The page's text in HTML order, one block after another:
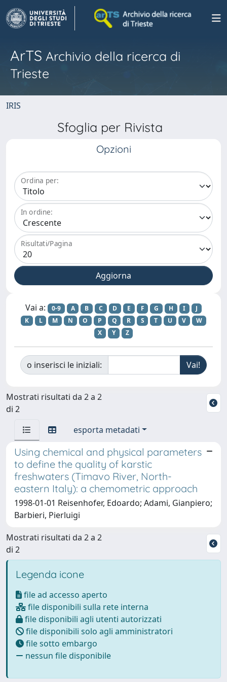
ArTS Archivio della ricerca di
Trieste
IRIS
Sfoglia per Rivista
Opzioni
Ordina per:
In ordine:
Risultati/Pagina
Vai a: 0-9 A B C D E F G H I
J
K
L M N O P Q R S T U V
W
X
Y Z
o inserisci le iniziali:
Mostrati risultati da 2 a 2
di 2
esporta metadati
Using chemical and physical parameters
to define the quality of karstic
freshwaters (Timavo River, North-
eastern Italy): a chemometric approach
1998-01-01 Reisenhofer, Edoardo; Adami, Gianpiero;
Barbieri, Pierluigi
Mostrati risultati da 2 a 2
di 2
Legenda icone
file ad accesso aperto
file disponibili sulla rete interna
file disponibili agli utenti autorizzati
file disponibili solo agli amministratori
file sotto embargo
nessun file disponibile